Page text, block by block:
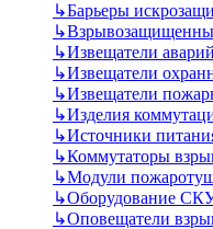
↳Барьеры
↳
↳Извещатели
↳Извещатели
↳Извещатели
↳Изделия
↳Источники
↳Коммутаторы
↳Модули
↳Оборудование
↳Оповещатели